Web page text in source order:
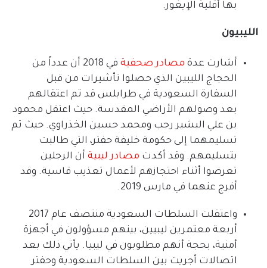
بها أقلية الإيغور.
الليبيون
أشارت عدة مصادر صحفية في
أن عدداً من
الحجاج الليبين الذي حصلوا تأشيرات من قبل
السفارة السعودية في طرابلس قد تم اعتقالهم
بعد وصولهم الأراضي المقدسة. حيث اعتقل محمود
بن علي البشير رجب ومحمد حسين الخذراوي. حيث تم
تسليمهما إلى حكومة خليفة حفتر، التي طالبت
بتسليمهم. وقد أكدت مصادر ليبية أن الرجلين
تعرضوا أثناء احتجازهم لأعمال تعذيب قاسية. وقد
أفرج عنهما في مارس
واعتقلت السلطات السعودية منتصف عام
أربعة معتمرين ليبيين، بينهم مسؤولون في أجهزة
أمنية، بحجة أنهم مطلوبون في ليبيا. يأتي ذلك بعد
اتصالات أجريت بين السلطات السعودية وحفتر